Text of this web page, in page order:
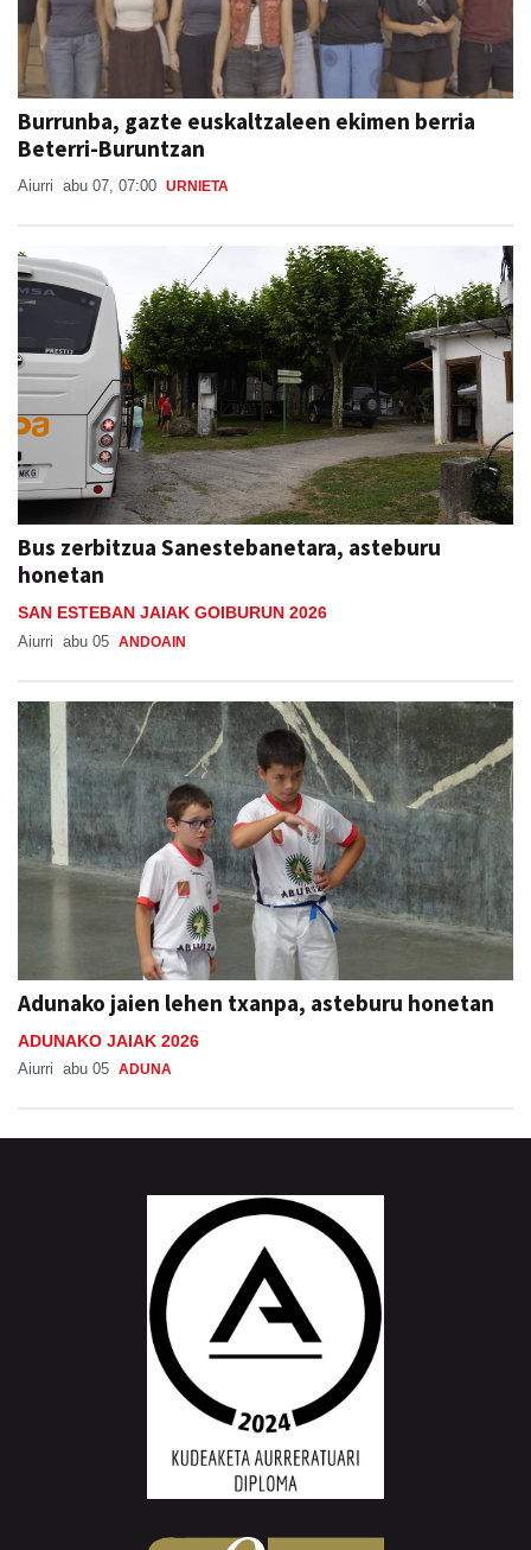
Burrunba, gazte euskaltzaleen ekimen berria
Beterri-Buruntzan
Aiurri abu 07, 07:00 URNIETA
Bus zerbitzua Sanestebanetara, asteburu
honetan
SAN ESTEBAN JAIAK GOIBURUN 2026
Aiurri abu 05 ANDOAIN
Adunako jaien lehen txanpa, asteburu honetan
ADUNAKO JAIAK 2026
Aiurri abu 05 ADUNA